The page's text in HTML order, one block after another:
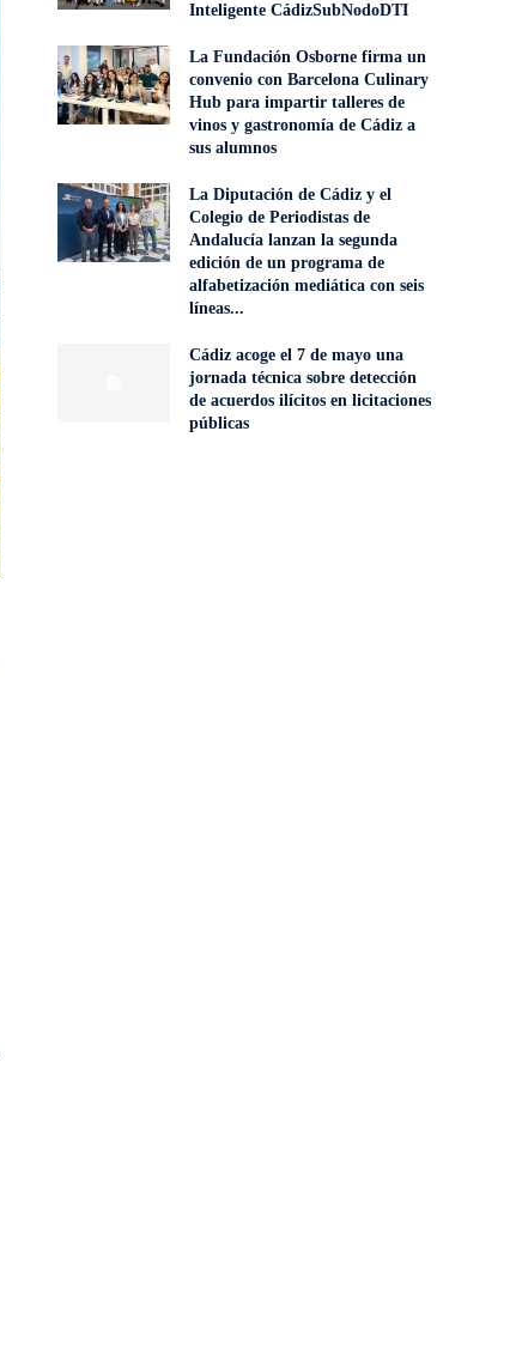
Inteligente CádizSubNodoDTI
La Fundación Osborne firma un
convenio con Barcelona Culinary
Hub para impartir talleres de
vinos y gastronomía de Cádiz a
sus alumnos
La Diputación de Cádiz y el
Colegio de Periodistas de
Andalucía lanzan la segunda
edición de un programa de
alfabetización mediática con seis
líneas...
Cádiz acoge el 7 de mayo una
jornada técnica sobre detección
de acuerdos ilícitos en licitaciones
públicas